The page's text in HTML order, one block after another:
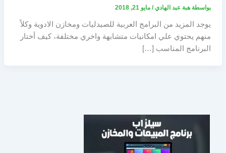
بواسطة هبة عبد الهادي/ مايو 21, 2018
يوجد المزيد من البرامج العربية للصيدليات ومخازن الادوية وكلاً
منهم يحتوي علي امكانيات متشابهة واخري مختلفة، كيف أختار
البرنامج المناسب […]